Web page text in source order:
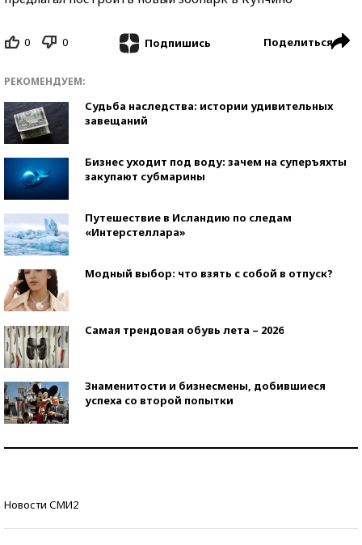
0 0 Подпишись Поделиться
РЕКОМЕНДУЕМ:
Судьба наследства: истории удивительных
завещаний
Бизнес уходит под воду: зачем на суперъяхты
закупают субмарины
Путешествие в Исландию по следам
«Интерстеллара»
Модный выбор: что взять с собой в отпуск?
Самая трендовая обувь лета – 2026
Знаменитости и бизнесмены, добившиеся
успеха со второй попытки
Новости СМИ2